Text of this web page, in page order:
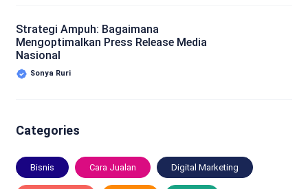
Strategi Ampuh: Bagaimana
Mengoptimalkan Press Release Media
Nasional
Sonya Ruri
Categories
Bisnis Cara Jualan Digital Marketing